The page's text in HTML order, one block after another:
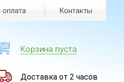
Контакты
Корзина пуста
Доставка от 2 часов